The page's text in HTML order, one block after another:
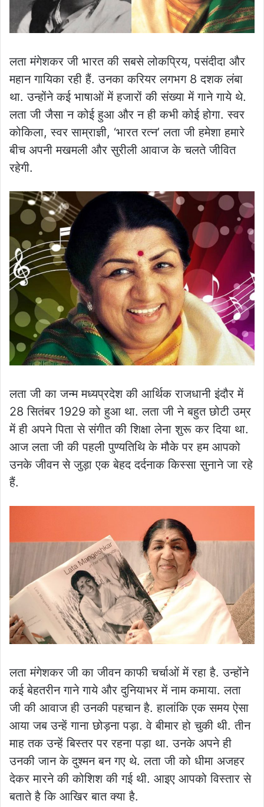
लता मंगेशकर जी भारत की सबसे लोकप्रिय, पसंदीदा और
महान गायिका रही हैं. उनका करियर लगभग 8 दशक लंबा
था. उन्होंने कई भाषाओं में हजारों की संख्या में गाने गाये थे.
लता जी जैसा न कोई हुआ और न ही कभी कोई होगा. स्वर
कोकिला, स्वर साम्राज्ञी, ‘भारत रत्न’ लता जी हमेशा हमारे
बीच अपनी मखमली और सुरीली आवाज के चलते जीवित
रहेगी.
लता जी का जन्म मध्यप्रदेश की आर्थिक राजधानी इंदौर में
28 सितंबर 1929 को हुआ था. लता जी ने बहुत छोटी उम्र
में ही अपने पिता से संगीत की शिक्षा लेना शुरू कर दिया था.
आज लता जी की पहली पुण्यतिथि के मौके पर हम आपको
उनके जीवन से जुड़ा एक बेहद दर्दनाक किस्सा सुनाने जा रहे
हैं.
लता मंगेशकर जी का जीवन काफी चर्चाओं में रहा है. उन्होंने
कई बेहतरीन गाने गाये और दुनियाभर में नाम कमाया. लता
जी की आवाज ही उनकी पहचान है. हालांकि एक समय ऐसा
आया जब उन्हें गाना छोड़ना पड़ा. वे बीमार हो चुकी थी. तीन
माह तक उन्हें बिस्तर पर रहना पड़ा था. उनके अपने ही
उनकी जान के दुश्मन बन गए थे. लता जी को धीमा अजहर
देकर मारने की कोशिश की गई थी. आइए आपको विस्तार से
बताते है कि आखिर बात क्या है.